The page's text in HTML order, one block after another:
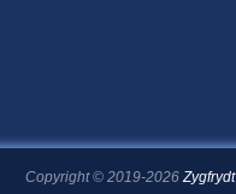
Copyright © 2019-2026Zygfrydt